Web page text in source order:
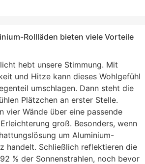
Rollläden bieten viele Vorteile
hebt unsere Stimmung. Mit
und Hitze kann dieses Wohlgefühl
umschlagen. Dann steht die
Plätzchen an erster Stelle.
vier Wände über eine passende
groß. Besonders, wenn
um Aluminium-
handelt. Schließlich reflektieren die
% der Sonnenstrahlen, noch bevor